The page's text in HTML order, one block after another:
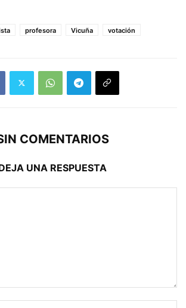
profesora Vicuña votación
COMENTARIOS
UNA RESPUESTA